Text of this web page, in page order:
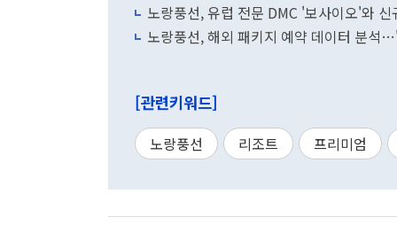
노랑풍선, 유럽 전문 DMC '보사이오'와
노랑풍선, 해외 패키지 예약 데이터 분석
[관련키워드]
노랑풍선 리조트 프리미엄